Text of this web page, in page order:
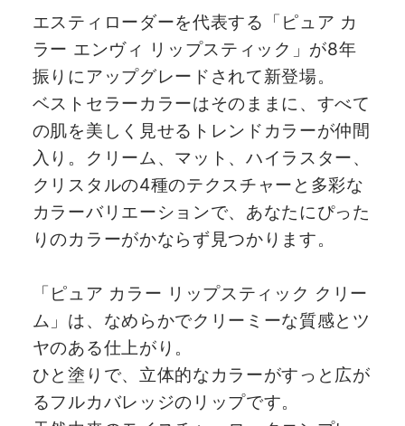
エスティローダーを代表する「ピュア カ
ラー エンヴィ リップスティック」が8年
振りにアップグレードされて新登場。
ベストセラーカラーはそのままに、すべて
の肌を美しく見せるトレンドカラーが仲間
入り。クリーム、マット、ハイラスター、
クリスタルの4種のテクスチャーと多彩な
カラーバリエーションで、あなたにぴった
りのカラーがかならず見つかります。
「ピュア カラー リップスティック クリー
ム」は、なめらかでクリーミーな質感とツ
ヤのある仕上がり。
ひと塗りで、立体的なカラーがすっと広が
るフルカバレッジのリップです。